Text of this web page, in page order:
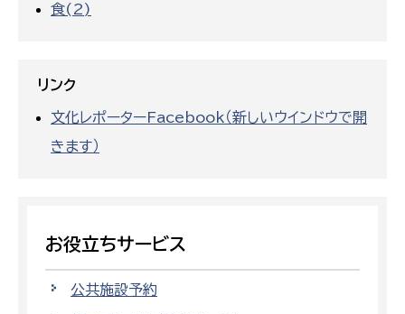
食(2)
リンク
文化レポーターFacebook（新しいウインドウで開
きます）
お役立ちサービス
公共施設予約